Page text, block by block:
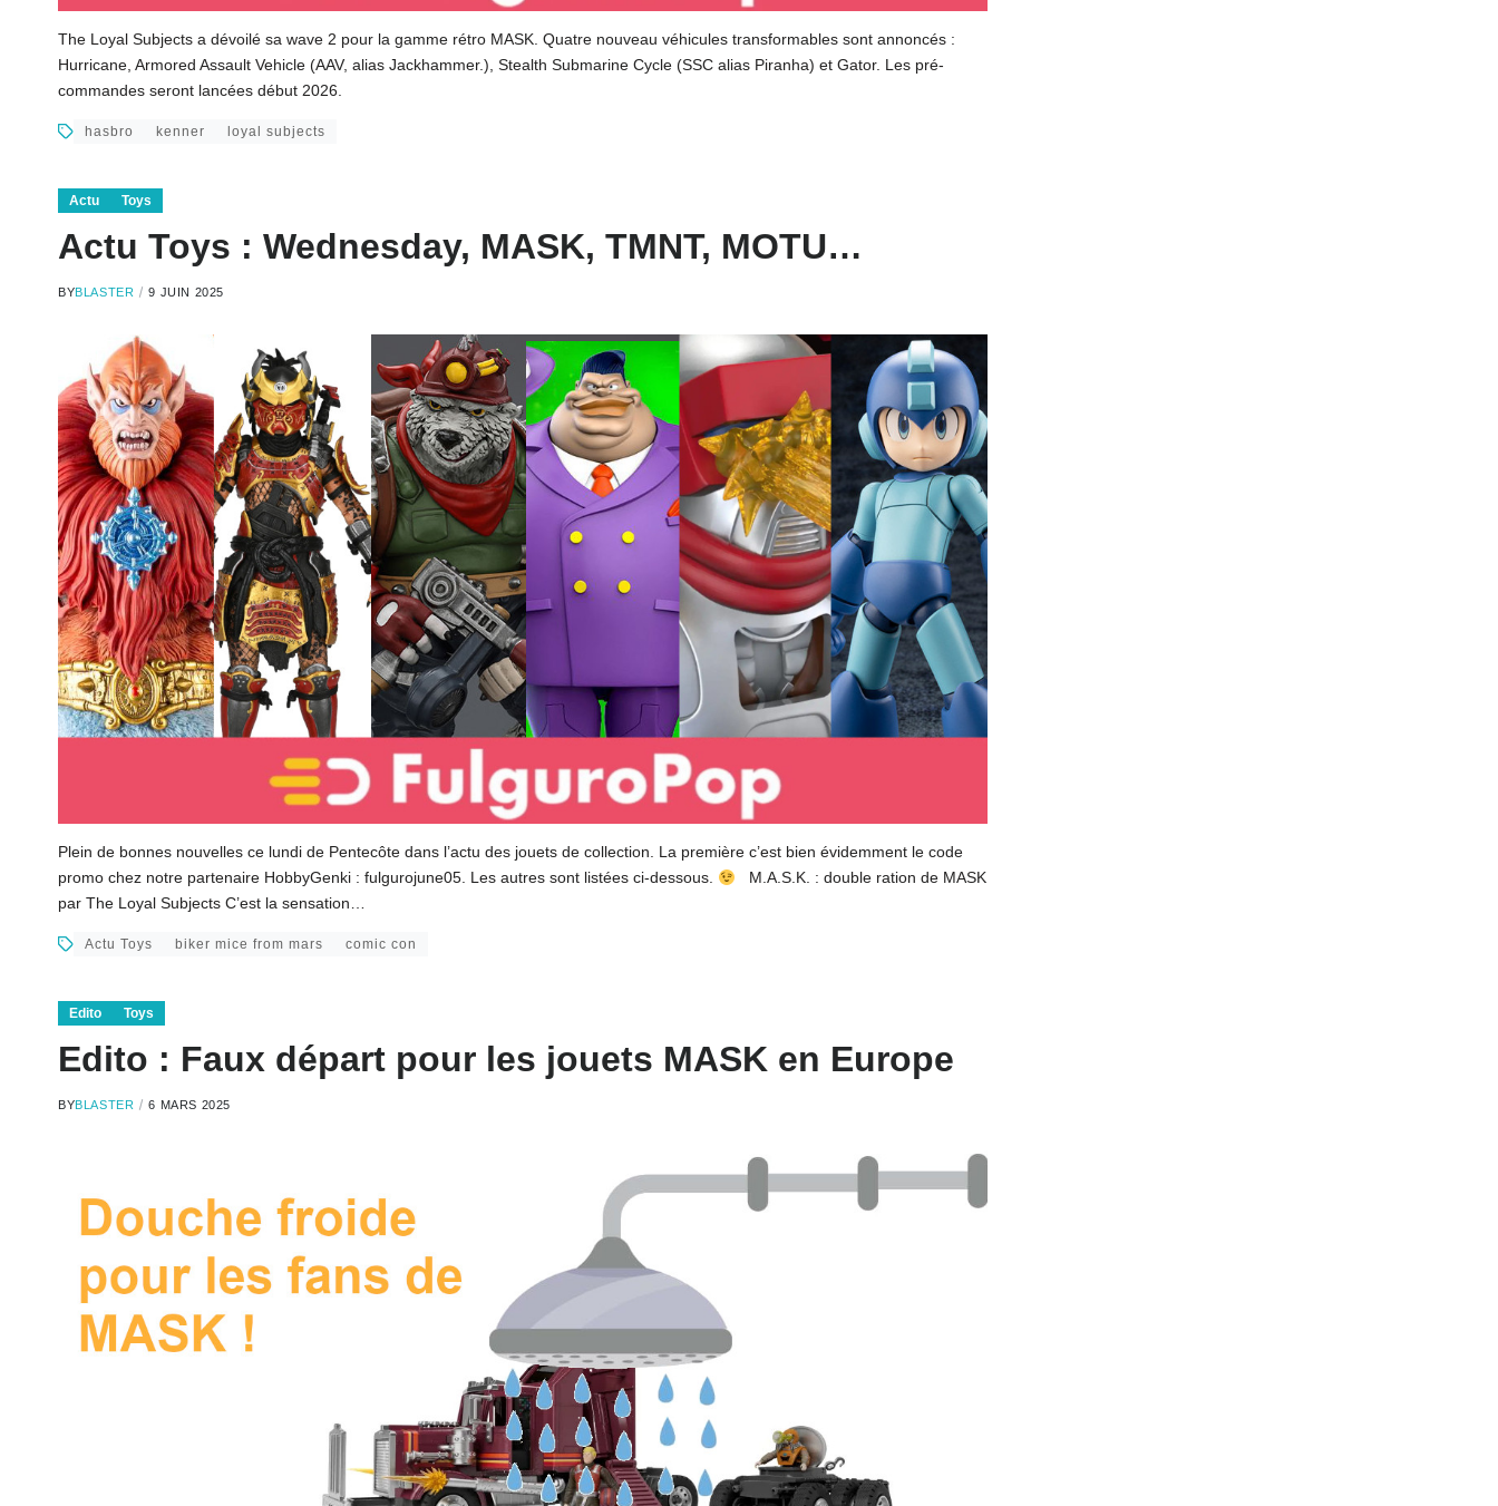
The Loyal Subjects a dévoilé sa wave 2 pour la gamme rétro MASK. Quatre nouveau véhicules transformables sont annoncés :
Hurricane, Armored Assault Vehicle (AAV, alias Jackhammer.), Stealth Submarine Cycle (SSC alias Piranha) et Gator. Les pré-
commandes seront lancées début 2026.
hasbro kenner loyal subjects
Actu Toys
Actu Toys : Wednesday, MASK, TMNT, MOTU…
BYBLASTER 9 JUIN 2025
Plein de bonnes nouvelles ce lundi de Pentecôte dans l’actu des jouets de collection. La première c’est bien évidemment le code
promo chez notre partenaire HobbyGenki : fulgurojune05. Les autres sont listées ci-dessous.
M.A.S.K. : double ration de MASK
par The Loyal Subjects C’est la sensation…
Actu Toys biker mice from mars comic con
Edito Toys
Edito : Faux départ pour les jouets MASK en Europe
BYBLASTER 6 MARS 2025